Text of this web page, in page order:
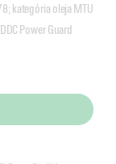
kategória oleja MTU
Power Guard